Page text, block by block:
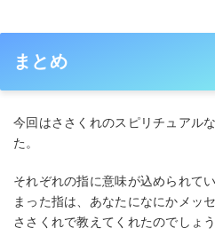
まとめ
今回はささくれのスピリチュアル
た。
それぞれの指に意味が込められて
まった指は、あなたになにかメッ
ささくれで教えてくれたのでしょう